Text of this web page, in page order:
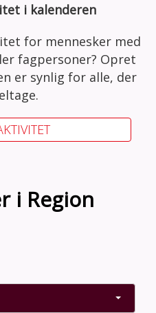
i kalenderen
for mennesker med
fagpersoner? Opret
er synlig for alle, der
i Region